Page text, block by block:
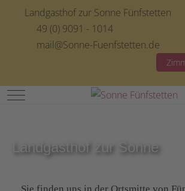
Landgasthof zur Sonne Fünfstetten
49 (0) 9091 - 1014
mail@Sonne-Fuenfstetten.de
Mobile Menu Toggle
Landgasthof zur Sonne